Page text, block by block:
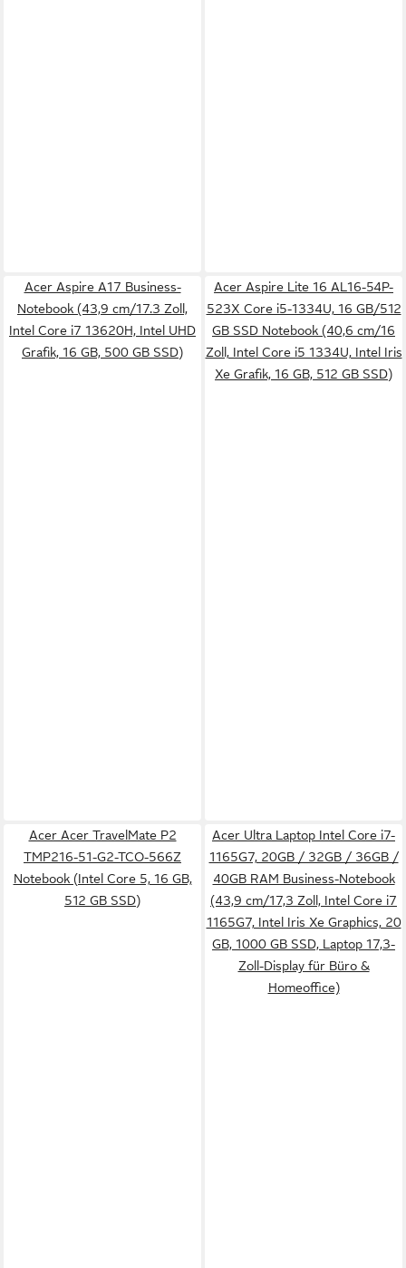
Acer Aspire A17 Business-
Notebook (43,9 cm/17.3 Zoll,
Intel Core i7 13620H, Intel UHD
Grafik, 16 GB, 500 GB SSD)
Acer Aspire Lite 16 AL16-54P-
523X Core i5-1334U, 16 GB/512
GB SSD Notebook (40,6 cm/16
Zoll, Intel Core i5 1334U, Intel Iris
Xe Grafik, 16 GB, 512 GB SSD)
Acer Acer TravelMate P2
TMP216-51-G2-TCO-566Z
Notebook (Intel Core 5, 16 GB,
512 GB SSD)
Acer Ultra Laptop Intel Core i7-
1165G7, 20GB / 32GB / 36GB /
40GB RAM Business-Notebook
(43,9 cm/17,3 Zoll, Intel Core i7
1165G7, Intel Iris Xe Graphics, 20
GB, 1000 GB SSD, Laptop 17,3-
Zoll-Display für Büro &
Homeoffice)